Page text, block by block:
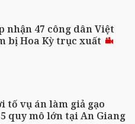
nhận 47 công dân Việt
bị Hoa Kỳ trục xuất
tố vụ án làm giả gạo
quy mô lớn tại An Giang